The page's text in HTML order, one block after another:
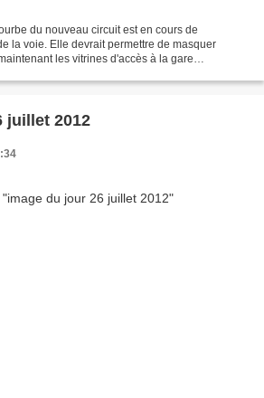
du nouveau circuit est en cours de
la voie. Elle devrait permettre de masquer
les vitrines d'accès à la gare
juillet 2012